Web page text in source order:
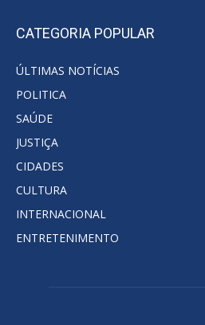
CATEGORIA POPULAR
ÚLTIMAS NOTÍCIAS
POLITICA
SAÚDE
JUSTIÇA
CIDADES
CULTURA
INTERNACIONAL
ENTRETENIMENTO